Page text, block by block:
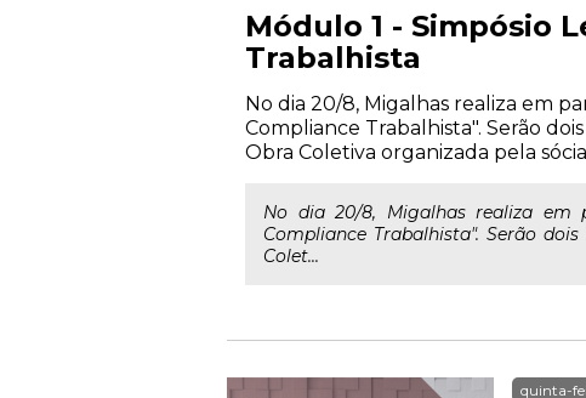
Módulo 1 - Simpósio
Trabalhista
No dia 20/8, Migalhas realiza em
Compliance Trabalhista". Serão
Obra Coletiva organizada pela
No dia 20/8, Migalhas realiza em
Compliance Trabalhista". Serão
Colet...
quinta-